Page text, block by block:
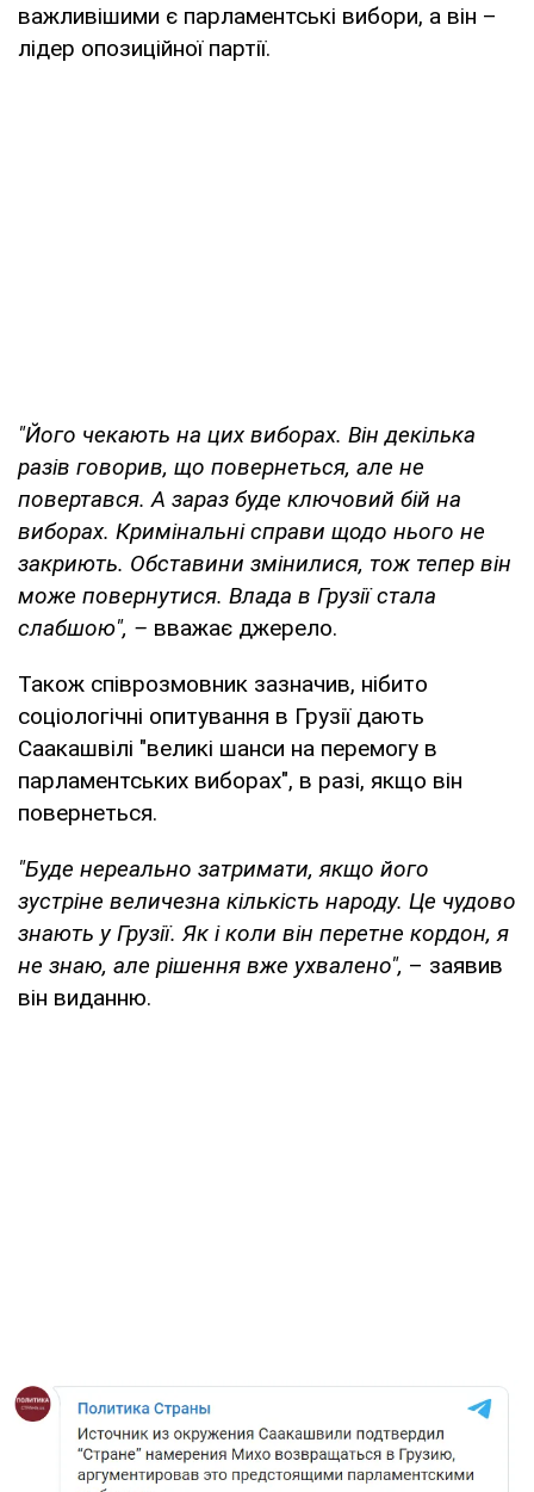
важливішими є парламентські вибори, а він –
лідер опозиційної партії.
"Його чекають на цих виборах. Він декілька
разів говорив, що повернеться, але не
повертався. А зараз буде ключовий бій на
виборах. Кримінальні справи щодо нього не
закриють. Обставини змінилися, тож тепер він
може повернутися. Влада в Грузії стала
слабшою", – вважає джерело.
Також співрозмовник зазначив, нібито
соціологічні опитування в Грузії дають
Саакашвілі "великі шанси на перемогу в
парламентських виборах", в разі, якщо він
повернеться.
"Буде нереально затримати, якщо його
зустріне величезна кількість народу. Це чудово
знають у Грузії. Як і коли він перетне кордон, я
не знаю, але рішення вже ухвалено", – заявив
він виданню.